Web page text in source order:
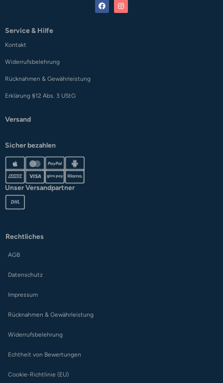
Service & Hilfe
Kontakt
Widerrufsbelehrung
Rücknahmen & Gewährleistung
Erklärung §12 Abs. 3 UStG
Versand
Sicher bezahlen
Unser Versandpartner
Rechtliches
AGB
Datenschutz
Impressum
Rücknahmen & Gewährleistung
Widerrufsbelehrung
Echtheit von Bewertungen
Cookie-Richtlinie (EU)